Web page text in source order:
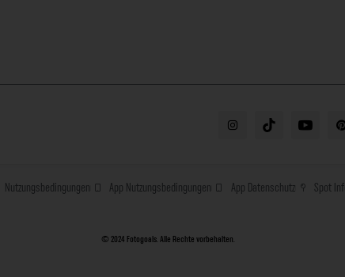
Nutzungsbedingungen App Nutzungsbedingungen App Datenschutz Spot
© 2024 Fotogoals. Alle Rechte vorbehalten.